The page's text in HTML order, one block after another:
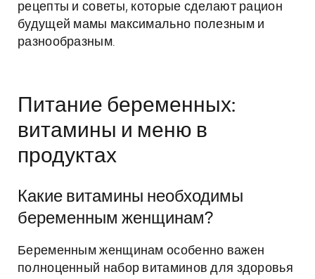
рецепты и советы, которые сделают рацион
будущей мамы максимально полезным и
разнообразным.
Питание беременных:
витамины и меню в
продуктах
Какие витамины необходимы
беременным женщинам?
Беременным женщинам особенно важен
полноценный набор витаминов для здоровья